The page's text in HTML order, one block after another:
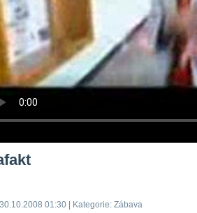
01:30 | Kategorie: Zábava